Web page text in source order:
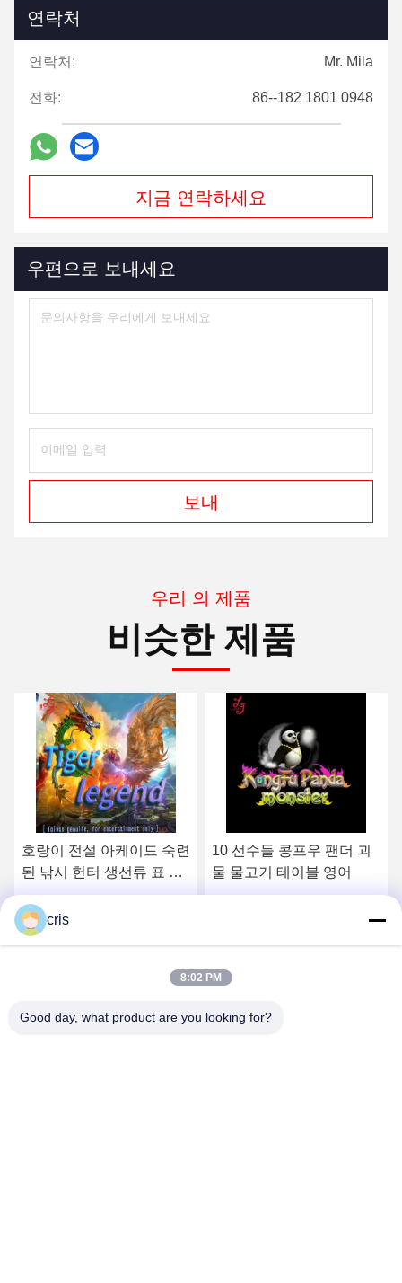
연락처
연락처: Mr. Mila
전화: 86--182 1801 0948
지금 연락하세요
우편으로 보내세요
보내
우리 의 제품
비슷한 제품
10 선수들 콩프우 팬더 괴
물 물고기 테이블 영어
최상의 가격을 얻으세요
40대 유지 고질라 대 콩 어
획량 생선류 표 아케이드
기계
최상의 가격을 얻으세요
cris
8:02 PM
Good day, what product are you looking for?